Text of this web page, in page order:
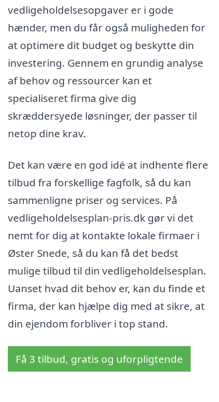
vedligeholdelsesopgaver er i gode
hænder, men du får også muligheden for
at optimere dit budget og beskytte din
investering. Gennem en grundig analyse
af behov og ressourcer kan et
specialiseret firma give dig
skræddersyede løsninger, der passer til
netop dine krav.
Det kan være en god idé at indhente flere
tilbud fra forskellige fagfolk, så du kan
sammenligne priser og services. På
vedligeholdelsesplan-pris.dk gør vi det
nemt for dig at kontakte lokale firmaer i
Øster Snede, så du kan få det bedst
mulige tilbud til din vedligeholdelsesplan.
Uanset hvad dit behov er, kan du finde et
firma, der kan hjælpe dig med at sikre, at
din ejendom forbliver i top stand.
Få 3 tilbud, gratis og uforpligtende